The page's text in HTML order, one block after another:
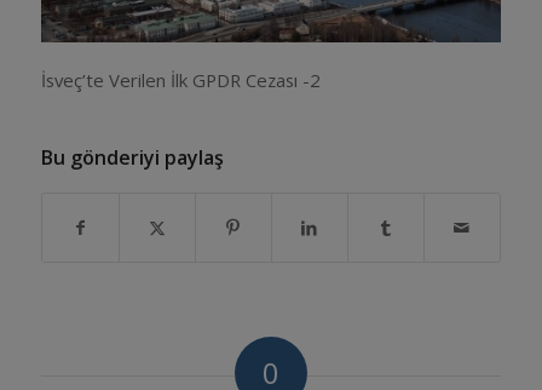
İsveç’te Verilen İlk GPDR Cezası -2
Bu gönderiyi paylaş
0